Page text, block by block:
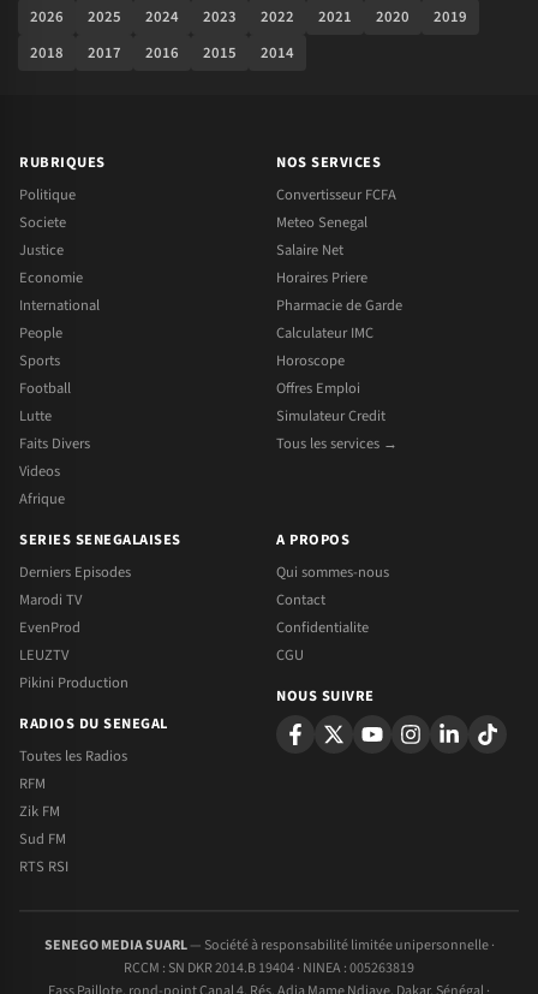
2026 2025 2024 2023 2022 2021 2020
2019
2018
2017 2016 2015 2014
RUBRIQUES
Politique
Societe
Justice
Economie
International
People
Sports
Football
Lutte
Faits Divers
Videos
Afrique
NOS SERVICES
Convertisseur FCFA
Meteo Senegal
Salaire Net
Horaires Priere
Pharmacie de Garde
Calculateur IMC
Horoscope
Offres Emploi
Simulateur Credit
Tous les services →
SERIES SENEGALAISES
Derniers Episodes
Marodi TV
EvenProd
LEUZTV
Pikini Production
RADIOS DU SENEGAL
Toutes les Radios
RFM
Zik FM
Sud FM
RTS RSI
A PROPOS
Qui sommes-nous
Contact
Confidentialite
CGU
NOUS SUIVRE
SENEGO MEDIA SUARL— Société à responsabilité limitée unipersonnelle ·
RCCM : SN DKR 2014.B 19404 · NINEA : 005263819